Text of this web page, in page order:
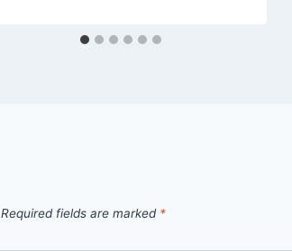
Required fields are marked *